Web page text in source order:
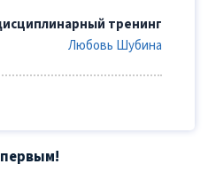
тренинг
Любовь Шубина